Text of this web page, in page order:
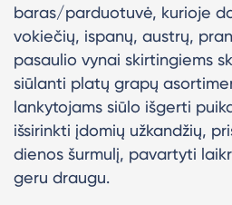
baras/parduotuvė, kurioje
vokiečių, ispanų, austrų,
pasaulio vynai skirtingiems
siūlanti platų grapų
lankytojams siūlo išgerti
išsirinkti įdomių užkandžių,
dienos šurmulį, pavartyti
geru draugu.